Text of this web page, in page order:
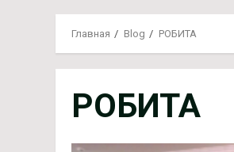
Главная Blog РОБИТА
РОБИТА